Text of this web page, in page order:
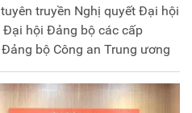
truyền Nghị quyết Đại hội
hội Đảng bộ các cấp
bộ Công an Trung ương